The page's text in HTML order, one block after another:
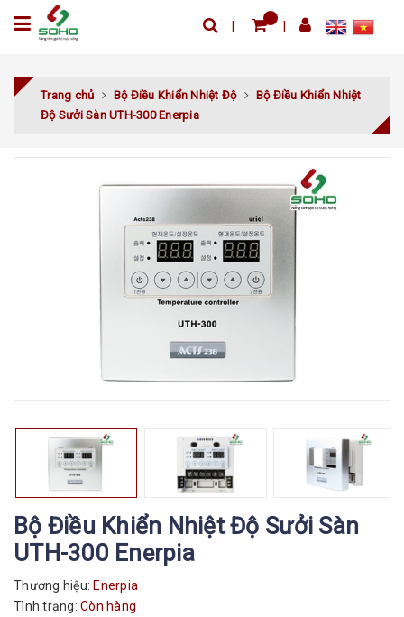
Trang chủ Bộ Điều Khiển Nhiệt Độ
Bộ Điều Khiển Nhiệt
Độ Sưởi Sàn UTH-300 Enerpia
Bộ Điều Khiển Nhiệt Độ Sưởi Sàn
UTH-300 Enerpia
Thương hiệu: Enerpia
Tình trạng: Còn hàng